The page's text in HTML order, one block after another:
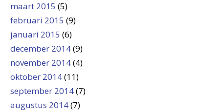
maart 2015 (5)
februari 2015 (9)
januari 2015 (6)
december 2014(9)
november 2014(4)
oktober 2014(11)
september 2014(7)
augustus 2014(7)